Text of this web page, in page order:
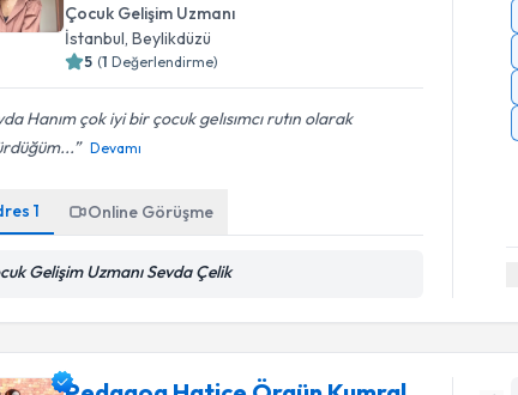
Çocuk Gelişim Uzmanı
İstanbul ,Beylikdüzü
5 (1 Değerlendirme)
Hanım çok iyi bir çocuk gelısımcı rutın olarak
Devamı
1 Online Görüşme
Gelişim Uzmanı Sevda Çelik